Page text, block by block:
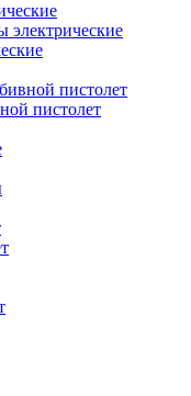
электрические
пистолет
пистолет